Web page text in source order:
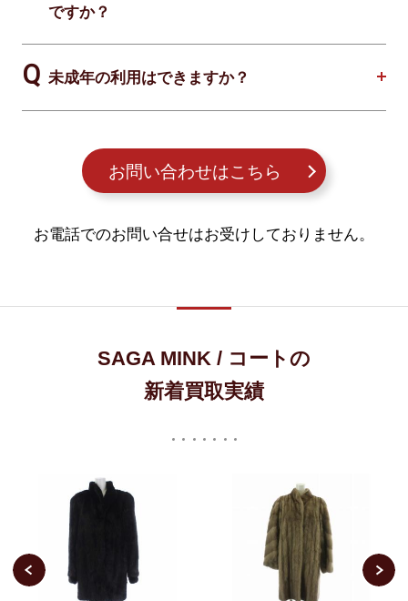
ですか？
未成年の利用はできますか？
お問い合わせはこちら
お電話でのお問い合せはお受けしておりません。
SAGA MINK / コートの
新着買取実績